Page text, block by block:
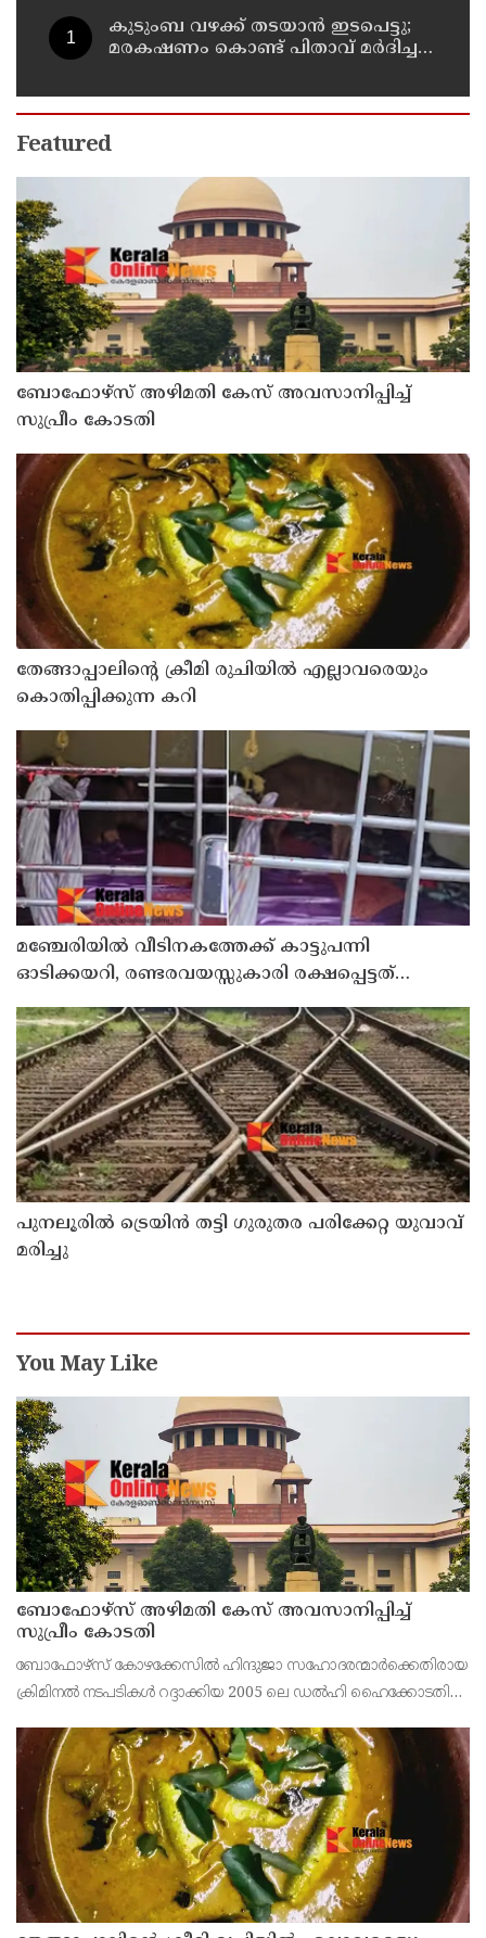
കുടുംബ വഴക്ക് തടയാന്‍ ഇടപെട്ടു;
മരകഷണം കൊണ്ട് പിതാവ് മർദിച്ച
Featured
ബോഫോഴ്സ് അഴിമതി കേസ് അവസാനിപ്പിച്ച്
സുപ്രീം കോടതി
തേങ്ങാപ്പാലിന്റെ ക്രീമി രുചിയിൽ എല്ലാവരെയും
കൊതിപ്പിക്കുന്ന കറി
മഞ്ചേരിയിൽ വീടിനകത്തേക്ക് കാട്ടുപന്നി
ഓടിക്കയറി, രണ്ടരവയസ്സുകാരി രക്ഷപ്പെട്ടത്
പുനലൂരിൽ ട്രെയിൻ തട്ടി ഗുരുതര പരിക്കേറ്റ യുവാവ്
മരിച്ചു
You May Like
ബോഫോഴ്സ് അഴിമതി കേസ് അവസാനിപ്പിച്ച്
സുപ്രീം കോടതി
ബോഫോഴ്സ് കോഴക്കേസിൽ ഹിന്ദുജാ സഹോദരന്മാർക്കെതിരായ
ക്രിമിനൽ നടപടികൾ റദ്ദാക്കിയ 2005 ലെ ഡൽഹി ഹൈക്കോടതി
ഹൈക്കോടതി വിധിക്കെതിരെ അഡ്വക്കേറ്റ് അജയ് കെ.